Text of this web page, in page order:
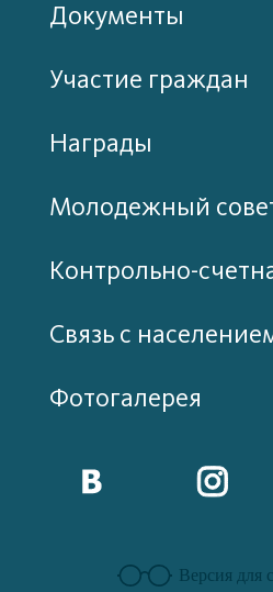
Документы
Участие граждан
Награды
Молодежный
Контрольно-
Связь с
Фотогалерея
Версия для